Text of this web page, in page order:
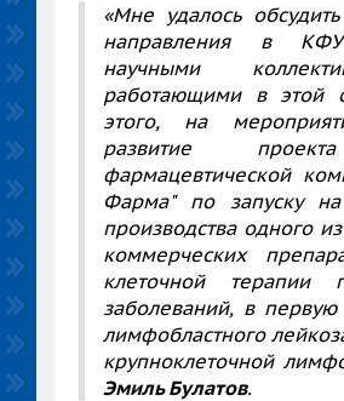
«Мне удалось
направления в
научными
работающими в этой
этого, на
развитие
фармацевтической
Фарма" по запуску
производства одного
коммерческих
клеточной терапии
заболеваний, в первую
лимфобластного
крупноклеточной
Эмиль Булатов.